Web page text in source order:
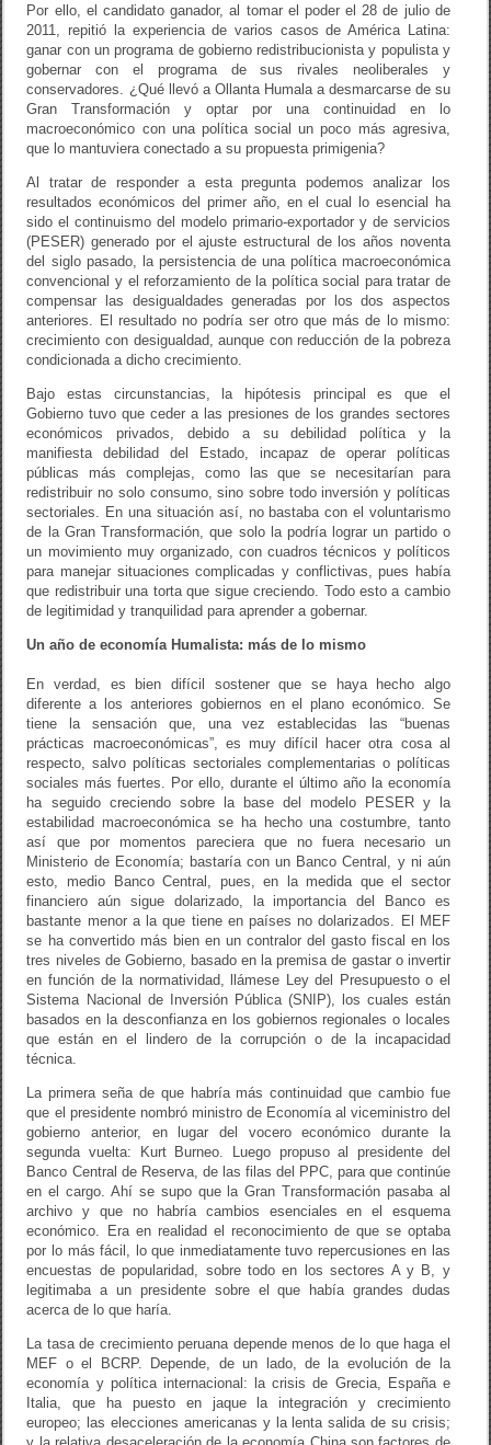
Por ello, el candidato ganador, al tomar el poder el 28 de julio de
2011, repitió la experiencia de varios casos de América Latina:
ganar con un programa de gobierno redistribucionista y populista y
gobernar con el programa de sus rivales neoliberales y
conservadores. ¿Qué llevó a Ollanta Humala a desmarcarse de su
Gran Transformación y optar por una continuidad en lo
macroeconómico con una política social un poco más agresiva,
que lo mantuviera conectado a su propuesta primigenia?
Al tratar de responder a esta pregunta podemos analizar los
resultados económicos del primer año, en el cual lo esencial ha
sido el continuismo del modelo primario-exportador y de servicios
(PESER) generado por el ajuste estructural de los años noventa
del siglo pasado, la persistencia de una política macroeconómica
convencional y el reforzamiento de la política social para tratar de
compensar las desigualdades generadas por los dos aspectos
anteriores. El resultado no podría ser otro que más de lo mismo:
crecimiento con desigualdad, aunque con reducción de la pobreza
condicionada a dicho crecimiento.
Bajo estas circunstancias, la hipótesis principal es que el
Gobierno tuvo que ceder a las presiones de los grandes sectores
económicos privados, debido a su debilidad política y la
manifiesta debilidad del Estado, incapaz de operar políticas
públicas más complejas, como las que se necesitarían para
redistribuir no solo consumo, sino sobre todo inversión y políticas
sectoriales. En una situación así, no bastaba con el voluntarismo
de la Gran Transformación, que solo la podría lograr un partido o
un movimiento muy organizado, con cuadros técnicos y políticos
para manejar situaciones complicadas y conflictivas, pues había
que redistribuir una torta que sigue creciendo. Todo esto a cambio
de legitimidad y tranquilidad para aprender a gobernar.
Un año de economía Humalista: más de lo mismo
En verdad, es bien difícil sostener que se haya hecho algo
diferente a los anteriores gobiernos en el plano económico. Se
tiene la sensación que, una vez establecidas las “buenas
prácticas macroeconómicas”, es muy difícil hacer otra cosa al
respecto, salvo políticas sectoriales complementarias o políticas
sociales más fuertes. Por ello, durante el último año la economía
ha seguido creciendo sobre la base del modelo PESER y la
estabilidad macroeconómica se ha hecho una costumbre, tanto
así que por momentos pareciera que no fuera necesario un
Ministerio de Economía; bastaría con un Banco Central, y ni aún
esto, medio Banco Central, pues, en la medida que el sector
financiero aún sigue dolarizado, la importancia del Banco es
bastante menor a la que tiene en países no dolarizados. El MEF
se ha convertido más bien en un contralor del gasto fiscal en los
tres niveles de Gobierno, basado en la premisa de gastar o invertir
en función de la normatividad, llámese Ley del Presupuesto o el
Sistema Nacional de Inversión Pública (SNIP), los cuales están
basados en la desconfianza en los gobiernos regionales o locales
que están en el lindero de la corrupción o de la incapacidad
técnica.
La primera seña de que habría más continuidad que cambio fue
que el presidente nombró ministro de Economía al viceministro del
gobierno anterior, en lugar del vocero económico durante la
segunda vuelta: Kurt Burneo. Luego propuso al presidente del
Banco Central de Reserva, de las filas del PPC, para que continúe
en el cargo. Ahí se supo que la Gran Transformación pasaba al
archivo y que no habría cambios esenciales en el esquema
económico. Era en realidad el reconocimiento de que se optaba
por lo más fácil, lo que inmediatamente tuvo repercusiones en las
encuestas de popularidad, sobre todo en los sectores A y B, y
legitimaba a un presidente sobre el que había grandes dudas
acerca de lo que haría.
La tasa de crecimiento peruana depende menos de lo que haga el
MEF o el BCRP. Depende, de un lado, de la evolución de la
economía y política internacional: la crisis de Grecia, España e
Italia, que ha puesto en jaque la integración y crecimiento
europeo; las elecciones americanas y la lenta salida de su crisis;
y la relativa desaceleración de la economía China son factores de